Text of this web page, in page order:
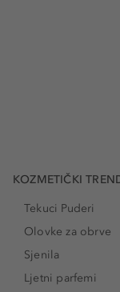
KOZMETIČKI
Tekuci Puderi
Olovke za obrve
Sjenila
Ljetni parfemi